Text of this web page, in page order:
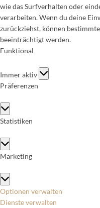
wie das Surfverhalten oder
verarbeiten. Wenn du deine
zurückziehst, können
beeinträchtigt werden.
Funktional
Funktional
Immer aktiv
Präferenzen
Präferenzen
Statistiken
Statistiken
Marketing
Marketing
Optionen verwalten
Dienste verwalten